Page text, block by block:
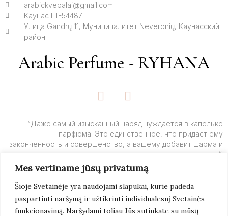
Mes vertiname jūsų privatumą
Šioje Svetainėje yra naudojami slapukai, kurie padeda
paspartinti naršymą ir užtikrinti individualesnį Svetainės
funkcionavimą. Naršydami toliau Jūs sutinkate su mūsų
arabickvepalai@gmail.com
Каунас LT-54487
Улица Gandrų 11, Муниципалитет Neveronių, Каунасский
район
Arabic Perfume - RYHANA
F
a
e
b
o
o
k
-
f
I
n
t
a
g
r
a
m
“Даже самый изысканный наряд нуждается в капельке
парфюма. Это единственное, что придаст ему
законченность и совершенство, а вашему добавит шарма и
очарования”.
Подробнее